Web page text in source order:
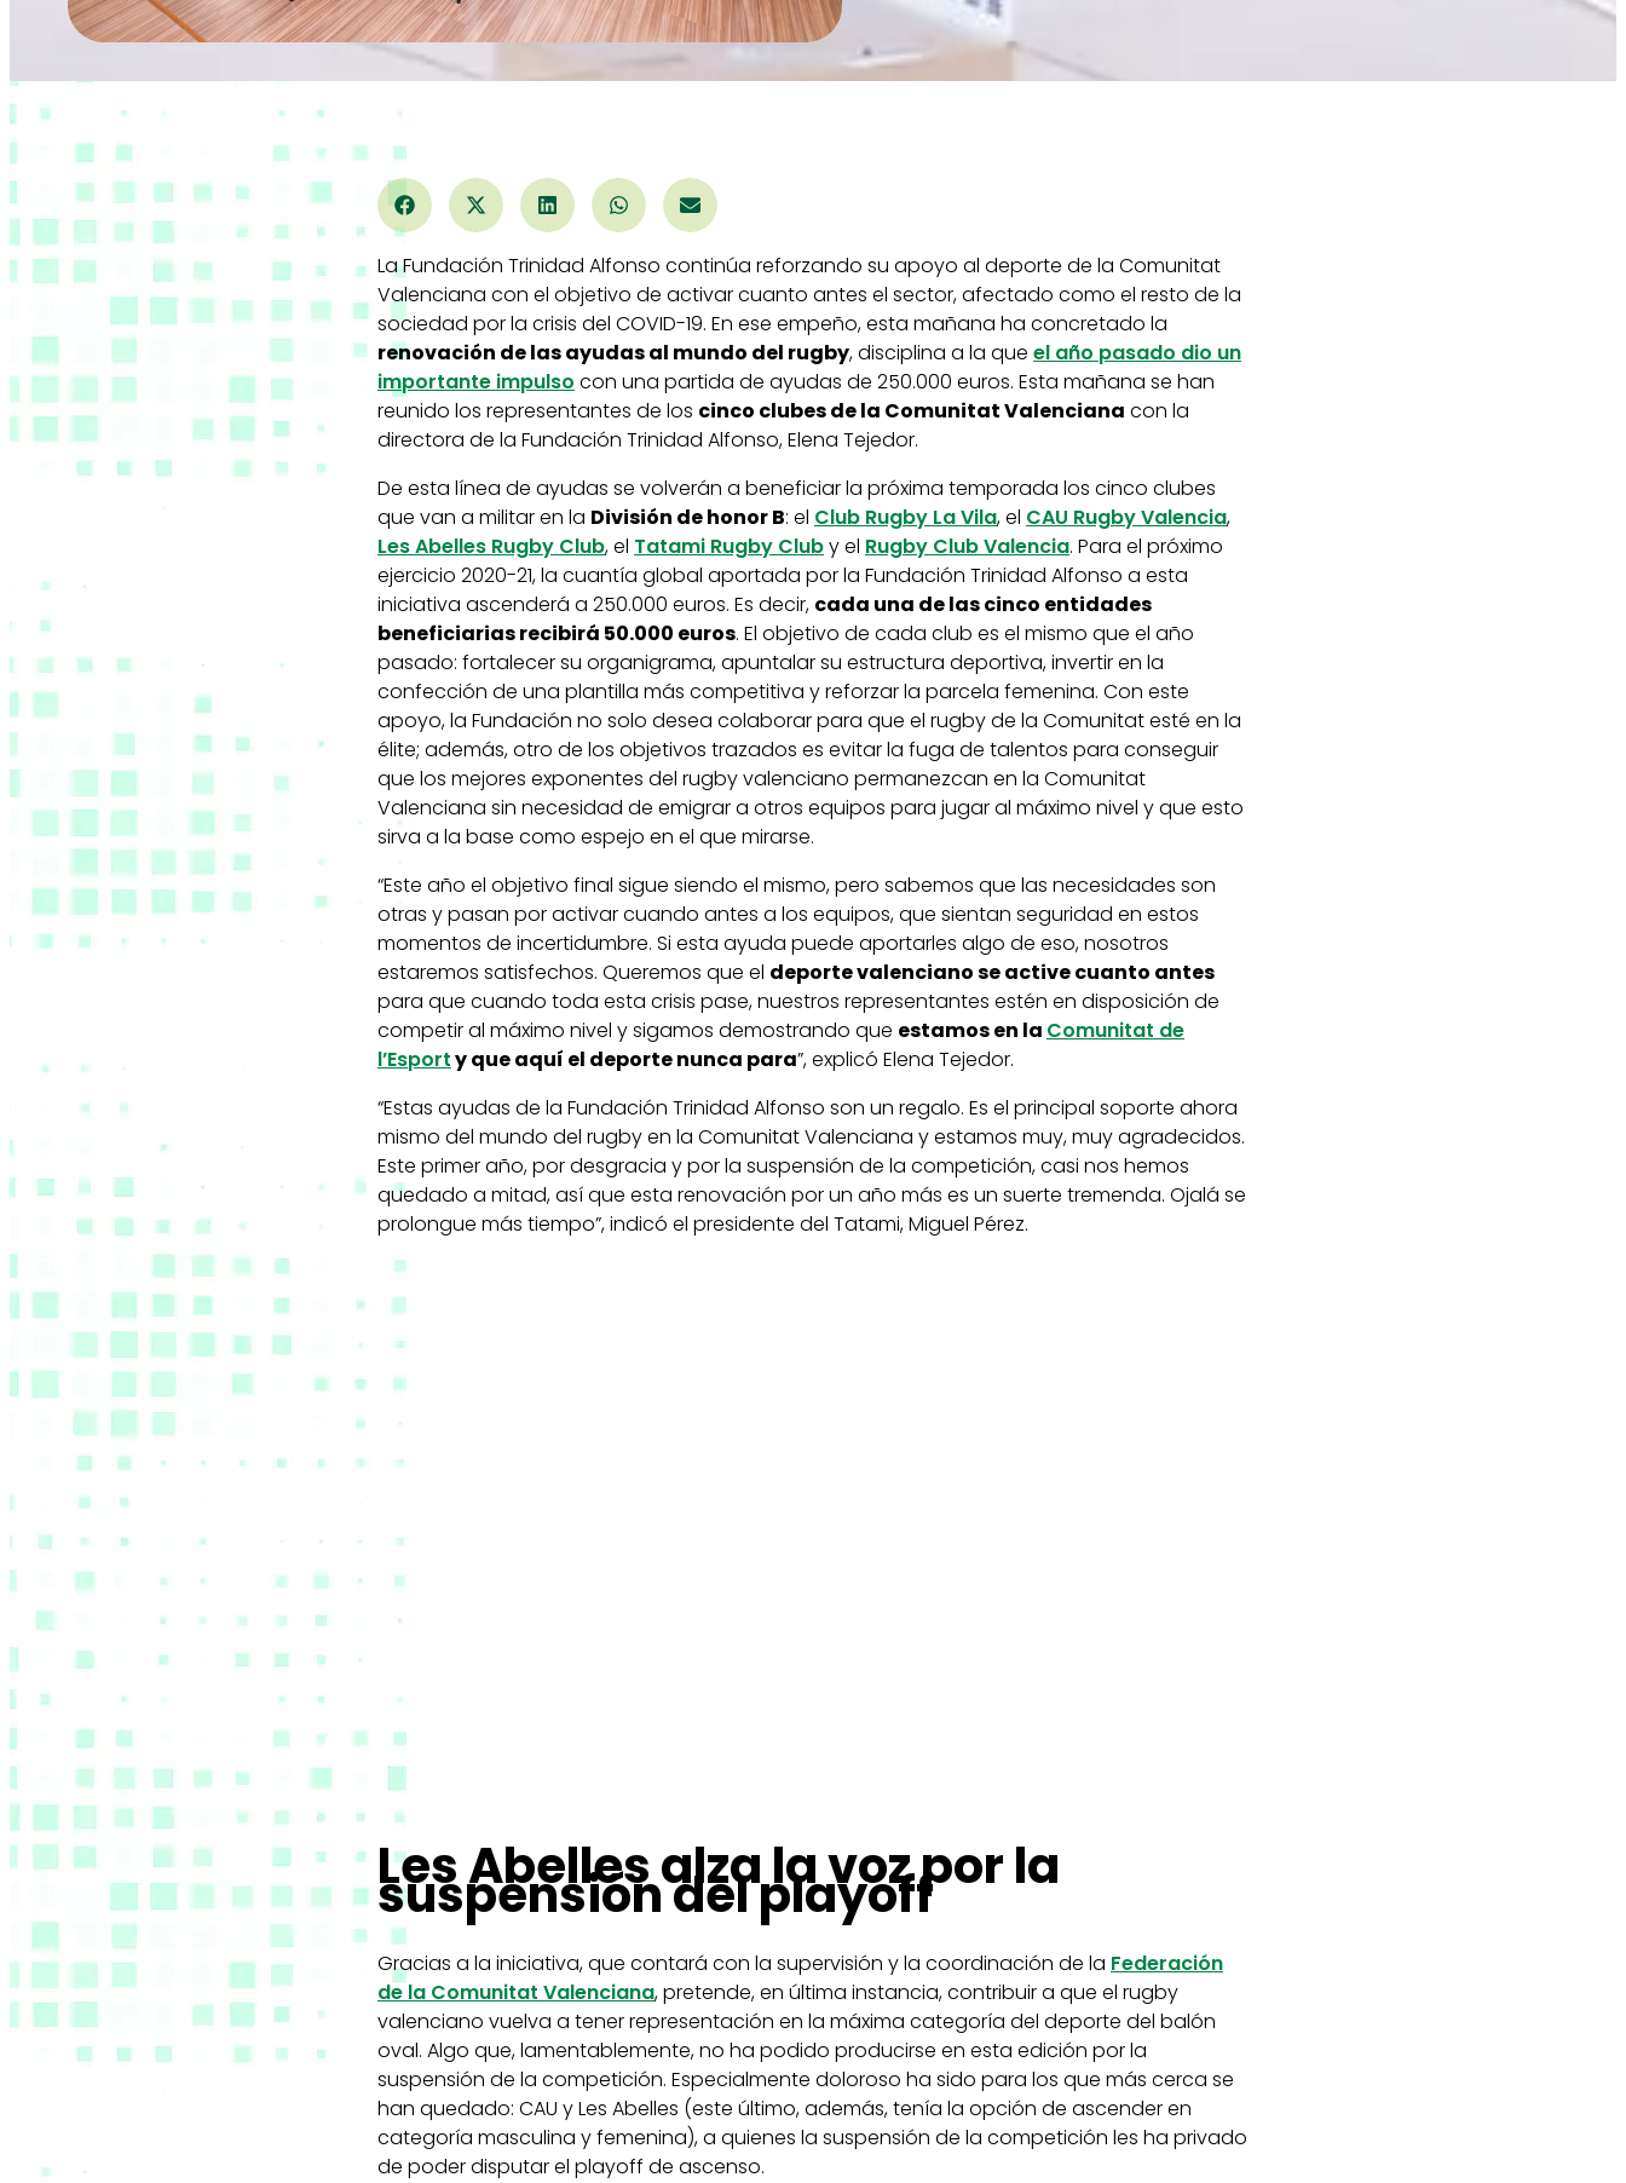
La Fundación Trinidad Alfonso continúa reforzando su apoyo al deporte de la Comunitat
Valenciana con el objetivo de activar cuanto antes el sector, afectado como el resto de la
sociedad por la crisis del COVID-19. En ese empeño, esta mañana ha concretado la
renovación de las ayudas al mundo del rugby, disciplina a la que el año pasado dio un
importante impulso con una partida de ayudas de 250.000 euros. Esta mañana se han
reunido los representantes de los cinco clubes de la Comunitat Valenciana con la
directora de la Fundación Trinidad Alfonso, Elena Tejedor.
De esta línea de ayudas se volverán a beneficiar la próxima temporada los cinco clubes
que van a militar en la División de honor B: el Club Rugby La Vila, el CAU Rugby Valencia,
Les Abelles Rugby Club, el Tatami Rugby Cluby el Rugby Club Valencia. Para el próximo
ejercicio 2020-21, la cuantía global aportada por la Fundación Trinidad Alfonso a esta
iniciativa ascenderá a 250.000 euros. Es decir, cada una de las cinco entidades
beneficiarias recibirá 50.000 euros. El objetivo de cada club es el mismo que el año
pasado: fortalecer su organigrama, apuntalar su estructura deportiva, invertir en la
confección de una plantilla más competitiva y reforzar la parcela femenina. Con este
apoyo, la Fundación no solo desea colaborar para que el rugby de la Comunitat esté en la
élite; además, otro de los objetivos trazados es evitar la fuga de talentos para conseguir
que los mejores exponentes del rugby valenciano permanezcan en la Comunitat
Valenciana sin necesidad de emigrar a otros equipos para jugar al máximo nivel y que esto
sirva a la base como espejo en el que mirarse.
“Este año el objetivo final sigue siendo el mismo, pero sabemos que las necesidades son
otras y pasan por activar cuando antes a los equipos, que sientan seguridad en estos
momentos de incertidumbre. Si esta ayuda puede aportarles algo de eso, nosotros
estaremos satisfechos. Queremos que el deporte valenciano se active cuanto antes
para que cuando toda esta crisis pase, nuestros representantes estén en disposición de
competir al máximo nivel y sigamos demostrando que estamos en la Comunitat de
l’Esporty que aquí el deporte nunca para”, explicó Elena Tejedor.
“Estas ayudas de la Fundación Trinidad Alfonso son un regalo. Es el principal soporte ahora
mismo del mundo del rugby en la Comunitat Valenciana y estamos muy, muy agradecidos.
Este primer año, por desgracia y por la suspensión de la competición, casi nos hemos
quedado a mitad, así que esta renovación por un año más es un suerte tremenda. Ojalá se
prolongue más tiempo”, indicó el presidente del Tatami, Miguel Pérez.
Les Abelles alza la voz por la
suspensión del playoff
Gracias a la iniciativa, que contará con la supervisión y la coordinación de la Federación
de la Comunitat Valenciana, pretende, en última instancia, contribuir a que el rugby
valenciano vuelva a tener representación en la máxima categoría del deporte del balón
oval. Algo que, lamentablemente, no ha podido producirse en esta edición por la
suspensión de la competición. Especialmente doloroso ha sido para los que más cerca se
han quedado: CAU y Les Abelles (este último, además, tenía la opción de ascender en
categoría masculina y femenina), a quienes la suspensión de la competición les ha privado
de poder disputar el playoff de ascenso.